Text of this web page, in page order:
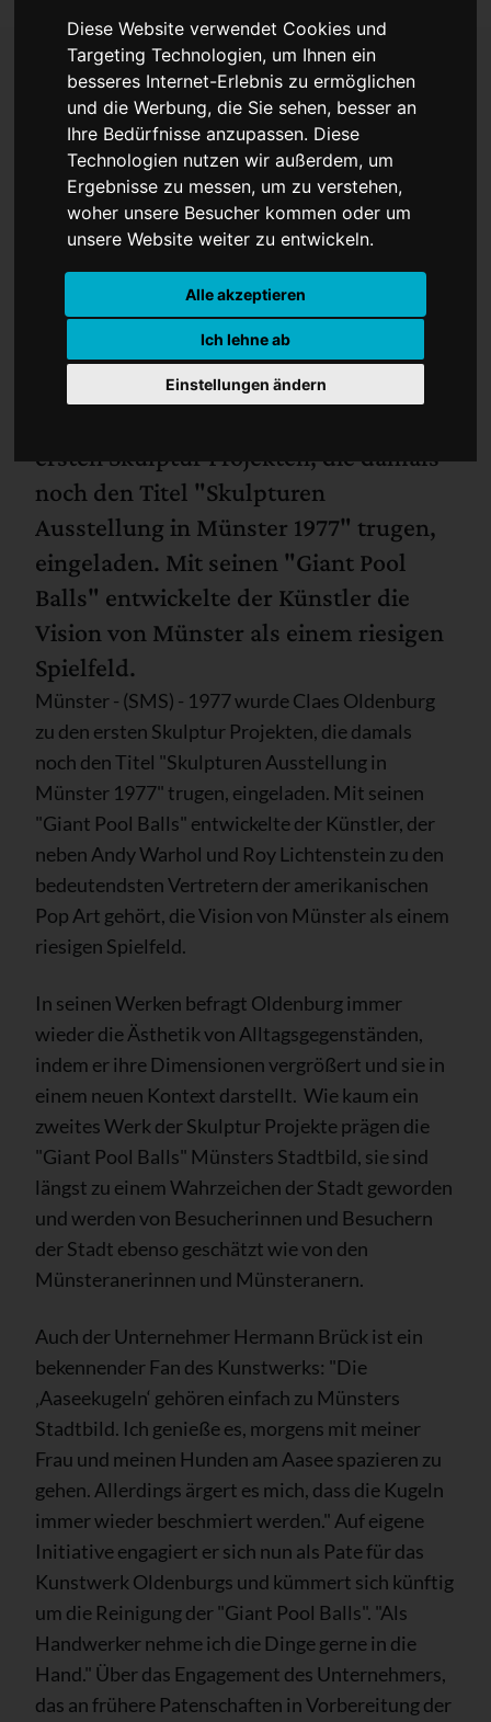
Diese Website verwendet Cookies und
Targeting Technologien, um Ihnen ein
besseres Internet-Erlebnis zu ermöglichen
und die Werbung, die Sie sehen, besser an
Ihre Bedürfnisse anzupassen. Diese
Technologien nutzen wir außerdem, um
Ergebnisse zu messen, um zu verstehen,
woher unsere Besucher kommen oder um
unsere Website weiter zu entwickeln.
Alle akzeptieren
Ich lehne ab
Einstellungen ändern
Engagement für „Giant
Pool Balls“
ersten Skulptur Projekten, die damals
noch den Titel "Skulpturen
Ausstellung in Münster 1977" trugen,
eingeladen. Mit seinen "Giant Pool
Balls" entwickelte der Künstler die
Vision von Münster als einem riesigen
Spielfeld.
Münster - (SMS) - 1977 wurde Claes Oldenburg
zu den ersten Skulptur Projekten, die damals
noch den Titel "Skulpturen Ausstellung in
Münster 1977" trugen, eingeladen. Mit seinen
"Giant Pool Balls" entwickelte der Künstler, der
neben Andy Warhol und Roy Lichtenstein zu den
bedeutendsten Vertretern der amerikanischen
Pop Art gehört, die Vision von Münster als einem
riesigen Spielfeld.
In seinen Werken befragt Oldenburg immer
wieder die Ästhetik von Alltagsgegenständen,
indem er ihre Dimensionen vergrößert und sie in
einem neuen Kontext darstellt. Wie kaum ein
zweites Werk der Skulptur Projekte prägen die
"Giant Pool Balls" Münsters Stadtbild, sie sind
längst zu einem Wahrzeichen der Stadt geworden
und werden von Besucherinnen und Besuchern
der Stadt ebenso geschätzt wie von den
Münsteranerinnen und Münsteranern.
Auch der Unternehmer Hermann Brück ist ein
bekennender Fan des Kunstwerks: "Die
‚Aaseekugeln‘ gehören einfach zu Münsters
Stadtbild. Ich genieße es, morgens mit meiner
Frau und meinen Hunden am Aasee spazieren zu
gehen. Allerdings ärgert es mich, dass die Kugeln
immer wieder beschmiert werden." Auf eigene
Initiative engagiert er sich nun als Pate für das
Kunstwerk Oldenburgs und kümmert sich künftig
um die Reinigung der "Giant Pool Balls". "Als
Handwerker nehme ich die Dinge gerne in die
Hand." Über das Engagement des Unternehmers,
das an frühere Patenschaften in Vorbereitung der